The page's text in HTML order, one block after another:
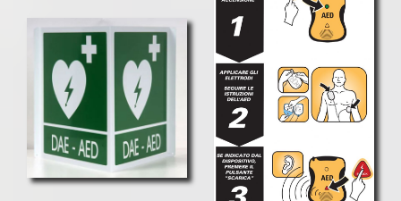
Per ottenere subito il tuo preventivo personalizzatopuoi
compilare il modulo di contatto presente in
Questa Pagina
oppure inviare una mail a
info@fraweb.it
A tua disposizione per rispondere a tutte le domande.